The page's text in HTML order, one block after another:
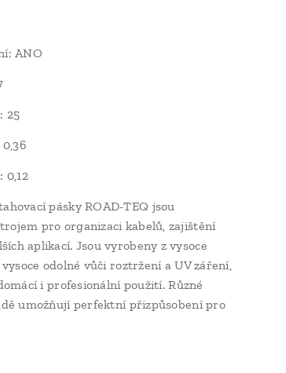
ANO
25
0,36
0,12
pásky ROAD-TEQ jsou
pro organizaci kabelů, zajištění
aplikací. Jsou vyrobeny z vysoce
odolné vůči roztržení a UV záření,
i profesionální použití. Různé
umožňují perfektní přizpůsobení pro